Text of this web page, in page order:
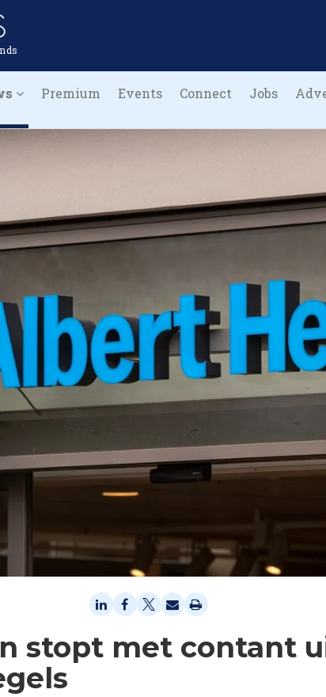
Premium Events Connect Jobs
stopt met contant